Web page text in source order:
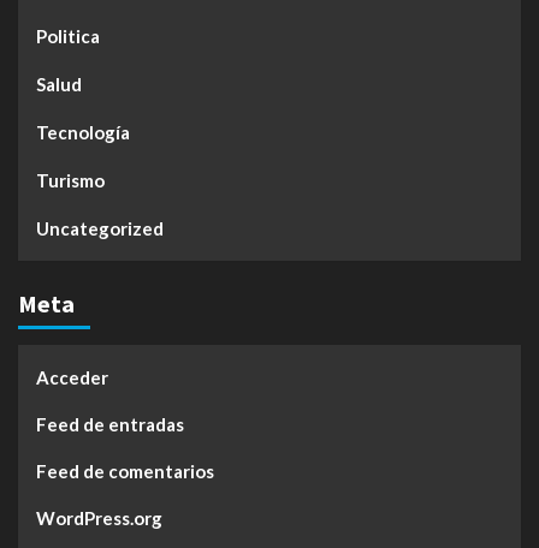
Politica
Salud
Tecnología
Turismo
Uncategorized
Meta
Acceder
Feed de entradas
Feed de comentarios
WordPress.org